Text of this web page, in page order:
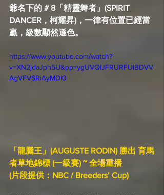
爺名下的 # 8「精靈舞者」(SPIRIT
DANCER，柯耀昇)，一律有位置已經當
贏，級數顯然遜色。
https://www.youtube.com/watch?
v=XN2jdaJph5U&pp=ygUVQlJFRURFUiBDVV
AgVFVSRiAyMDI0
「龍騰王」(AUGUSTE RODIN) 勝出 育馬
者草地錦標 (一級賽) ~ 全場重播
(片段提供：NBC / Breeders’ Cup)